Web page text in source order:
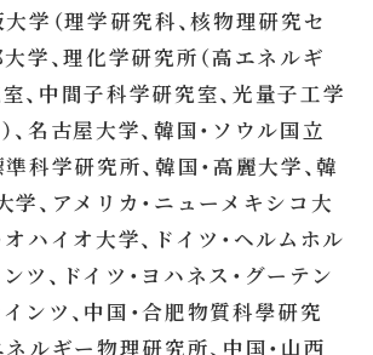
大学（理学研究科、核物理研究セ
大学、理化学研究所（高エネルギ
、中間子科学研究室、光量子工学
、名古屋大学、韓国・ソウル国立
準科学研究所、韓国・高麗大学、韓
学、アメリカ・ニューメキシコ大
オハイオ大学、ドイツ・ヘルムホル
ツ、ドイツ・ヨハネス・グーテン
ンツ、中国・合肥物質科學研究
ネルギー物理研究所、中国・山西